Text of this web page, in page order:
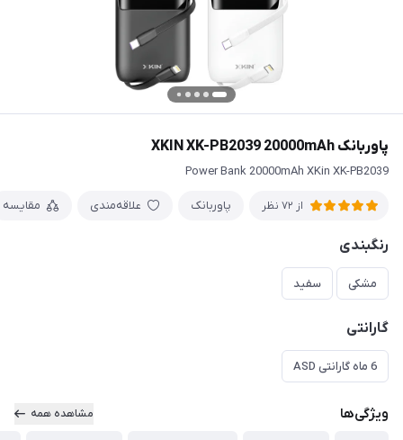
پاوربانک XKIN XK-PB2039 20000mAh
Power Bank 20000mAh XKin XK-PB2039
از 72 نظر پاوربانک علاقه‌مندی مقایسه
رنگبندی
مشکی سفید
گارانتی
6 ماه گارانتی ASD
ویژگی‌ها مشاهده همه